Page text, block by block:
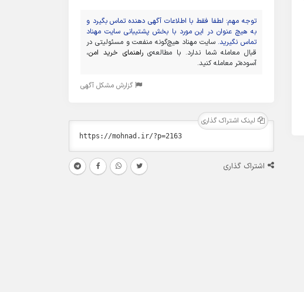
توجه مهم: لطفا فقط با اطلاعات آگهی دهنده تماس بگیرد و
به هیچ عنوان در این مورد با بخش پشتیبانی سایت مهناد
تماس نگیرید. سایت مهناد هیچ‌گونه منفعت و مسئولیتی در
قبال معامله شما ندارد. با مطالعه‌یراهنمای خرید امن،
آسوده‌تر معامله کنید.
گزارش مشکل آگهی
لینک اشتراک گذاری
اشتراک گذاری